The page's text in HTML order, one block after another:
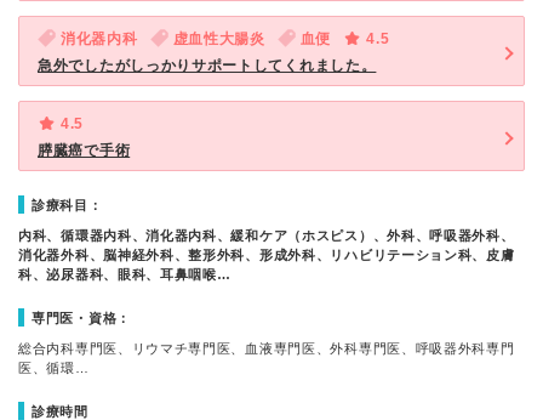
消化器内科 虚血性大腸炎 血便
4.5
急外でしたがしっかりサポートしてくれました。
4.5
膵臓癌で手術
診療科目：
内科、循環器内科、消化器内科、緩和ケア（ホスピス）、外科、呼吸器外科、
消化器外科、脳神経外科、整形外科、形成外科、リハビリテーション科、皮膚
科、泌尿器科、眼科、耳鼻咽喉…
専門医・資格：
総合内科専門医、リウマチ専門医、血液専門医、外科専門医、呼吸器外科専門
医、循環…
診療時間